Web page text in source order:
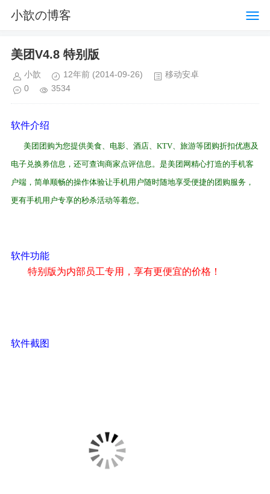
小歆の博客
美团V4.8 特别版
小歆 12年前 (2014-09-26)
移动安卓
0
3534
软件介绍
美团团购为您提供美食、电影、酒店、KTV、旅游等团购折扣优惠及
电子兑换券信息，还可查询商家点评信息。是美团网精心打造的手机客
户端，简单顺畅的操作体验让手机用户随时随地享受便捷的团购服务，
更有手机用户专享的秒杀活动等着您。
软件功能
特别版为内部员工专用，享有更便宜的价格！
软件截图